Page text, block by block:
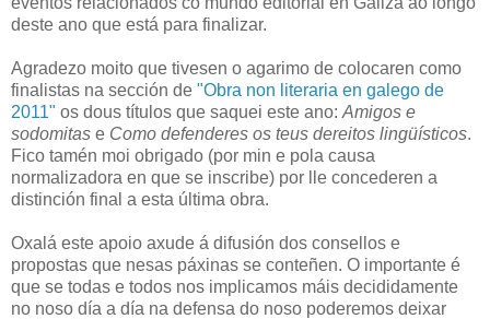
deste ano que está para finalizar.
Agradezo moito que tivesen o agarimo de colocaren como
finalistas na sección de "Obra non literaria en galego de
2011" os dous títulos que saquei este ano: Amigos e
sodomitas e Como defenderes os teus dereitos lingüísticos.
Fico tamén moi obrigado (por min e pola causa
normalizadora en que se inscribe) por lle concederen a
distinción final a esta última obra.
Oxalá este apoio axude á difusión dos consellos e
propostas que nesas páxinas se conteñen. O importante é
que se todas e todos nos implicamos máis decididamente
no noso día a día na defensa do noso poderemos deixar